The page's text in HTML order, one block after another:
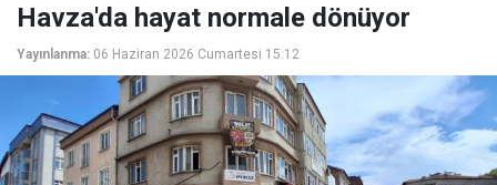
Havza'da hayat normale dönüyor
Yayınlanma: 06 Haziran 2026 Cumartesi 15:12